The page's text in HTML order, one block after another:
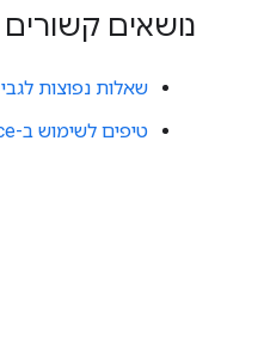
נושאים קשורים
שאלות נפוצות לגבי Google Workspace עם Gemini
טיפים לשימוש ב-Google Workspace עם Gemini במסגרת התפקיד שלכם